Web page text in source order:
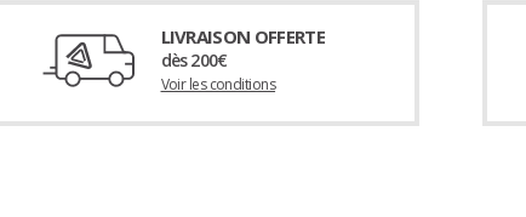
LIVRAISON OFFERTE
dès 200€
Voir les conditions